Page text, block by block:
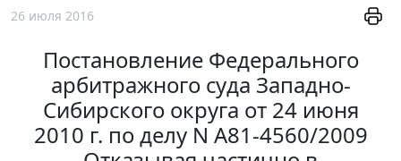
26 июля 2016
Постановление Федерального
арбитражного суда Западно-
Сибирского округа от 24 июня
2010 г. по делу N А81-4560/2009